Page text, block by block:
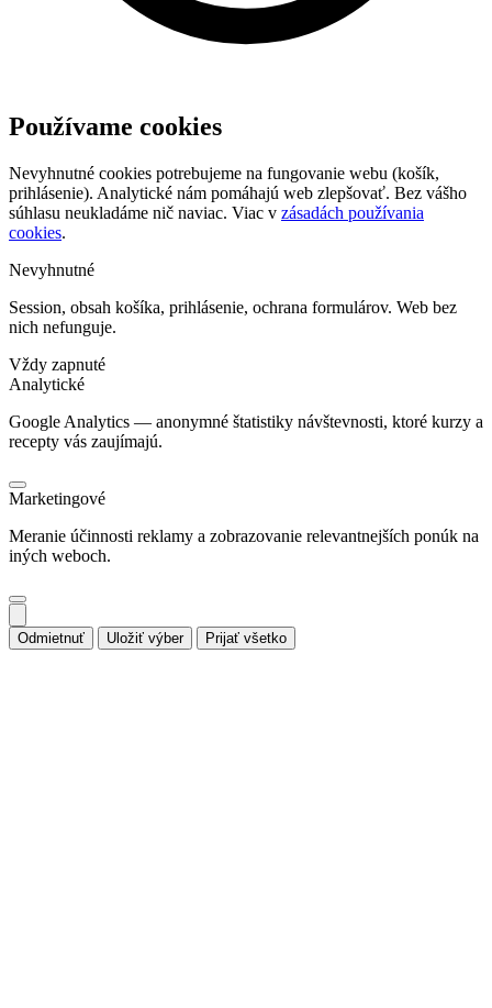
Používame cookies
Nevyhnutné cookies potrebujeme na fungovanie webu (košík,
prihlásenie). Analytické nám pomáhajú web zlepšovať. Bez vášho
súhlasu neukladáme nič naviac. Viac v zásadách používania
cookies.
Nevyhnutné
Session, obsah košíka, prihlásenie, ochrana formulárov. Web bez
nich nefunguje.
Vždy zapnuté
Analytické
Google Analytics — anonymné štatistiky návštevnosti, ktoré kurzy a
recepty vás zaujímajú.
Marketingové
Meranie účinnosti reklamy a zobrazovanie relevantnejších ponúk na
iných weboch.
Odmietnuť Uložiť výber Prijať všetko